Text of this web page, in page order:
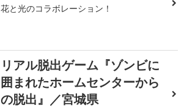
花と光のコラボレーション！
リアル脱出ゲーム『ゾンビに
囲まれたホームセンターから
の脱出』／宮城県